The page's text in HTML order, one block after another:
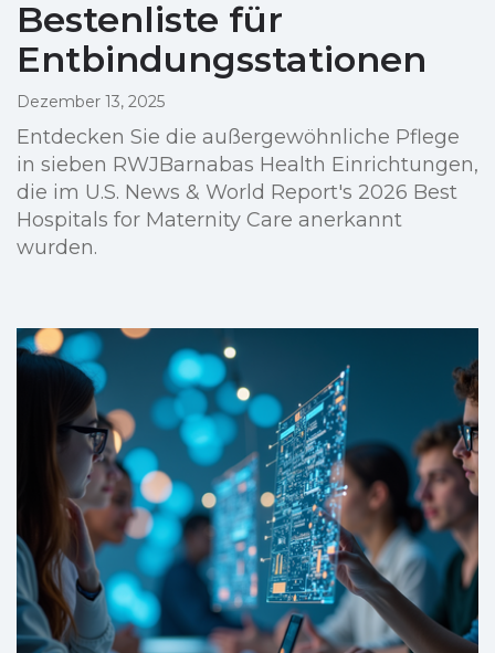
Bestenliste für
Entbindungsstationen
Dezember 13, 2025
Entdecken Sie die außergewöhnliche Pflege
in sieben RWJBarnabas Health Einrichtungen,
die im U.S. News & World Report's 2026 Best
Hospitals for Maternity Care anerkannt
wurden.